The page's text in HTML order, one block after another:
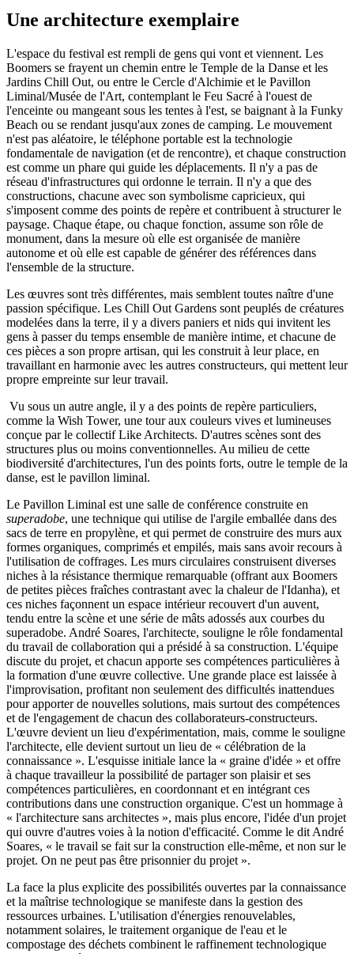
Une architecture exemplaire
L'espace du festival est rempli de gens qui vont et viennent. Les
Boomers se frayent un chemin entre le Temple de la Danse et les
Jardins Chill Out, ou entre le Cercle d'Alchimie et le Pavillon
Liminal/Musée de l'Art, contemplant le Feu Sacré à l'ouest de
l'enceinte ou mangeant sous les tentes à l'est, se baignant à la Funky
Beach ou se rendant jusqu'aux zones de camping. Le mouvement
n'est pas aléatoire, le téléphone portable est la technologie
fondamentale de navigation (et de rencontre), et chaque construction
est comme un phare qui guide les déplacements. Il n'y a pas de
réseau d'infrastructures qui ordonne le terrain. Il n'y a que des
constructions, chacune avec son symbolisme capricieux, qui
s'imposent comme des points de repère et contribuent à structurer le
paysage. Chaque étape, ou chaque fonction, assume son rôle de
monument, dans la mesure où elle est organisée de manière
autonome et où elle est capable de générer des références dans
l'ensemble de la structure.
Les œuvres sont très différentes, mais semblent toutes naître d'une
passion spécifique. Les Chill Out Gardens sont peuplés de créatures
modelées dans la terre, il y a divers paniers et nids qui invitent les
gens à passer du temps ensemble de manière intime, et chacune de
ces pièces a son propre artisan, qui les construit à leur place, en
travaillant en harmonie avec les autres constructeurs, qui mettent leur
propre empreinte sur leur travail.
Vu sous un autre angle, il y a des points de repère particuliers,
comme la Wish Tower, une tour aux couleurs vives et lumineuses
conçue par le collectif Like Architects. D'autres scènes sont des
structures plus ou moins conventionnelles. Au milieu de cette
biodiversité d'architectures, l'un des points forts, outre le temple de la
danse, est le pavillon liminal.
Le Pavillon Liminal est une salle de conférence construite en
superadobe, une technique qui utilise de l'argile emballée dans des
sacs de terre en propylène, et qui permet de construire des murs aux
formes organiques, comprimés et empilés, mais sans avoir recours à
l'utilisation de coffrages. Les murs circulaires construisent diverses
niches à la résistance thermique remarquable (offrant aux Boomers
de petites pièces fraîches contrastant avec la chaleur de l'Idanha), et
ces niches façonnent un espace intérieur recouvert d'un auvent,
tendu entre la scène et une série de mâts adossés aux courbes du
superadobe. André Soares, l'architecte, souligne le rôle fondamental
du travail de collaboration qui a présidé à sa construction. L'équipe
discute du projet, et chacun apporte ses compétences particulières à
la formation d'une œuvre collective. Une grande place est laissée à
l'improvisation, profitant non seulement des difficultés inattendues
pour apporter de nouvelles solutions, mais surtout des compétences
et de l'engagement de chacun des collaborateurs-constructeurs.
L'œuvre devient un lieu d'expérimentation, mais, comme le souligne
l'architecte, elle devient surtout un lieu de « célébration de la
connaissance ». L'esquisse initiale lance la « graine d'idée » et offre
à chaque travailleur la possibilité de partager son plaisir et ses
compétences particulières, en coordonnant et en intégrant ces
contributions dans une construction organique. C'est un hommage à
« l'architecture sans architectes », mais plus encore, l'idée d'un projet
qui ouvre d'autres voies à la notion d'efficacité. Comme le dit André
Soares, « le travail se fait sur la construction elle-même, et non sur le
projet. On ne peut pas être prisonnier du projet ».
La face la plus explicite des possibilités ouvertes par la connaissance
et la maîtrise technologique se manifeste dans la gestion des
ressources urbaines. L'utilisation d'énergies renouvelables,
notamment solaires, le traitement organique de l'eau et le
compostage des déchets combinent le raffinement technologique